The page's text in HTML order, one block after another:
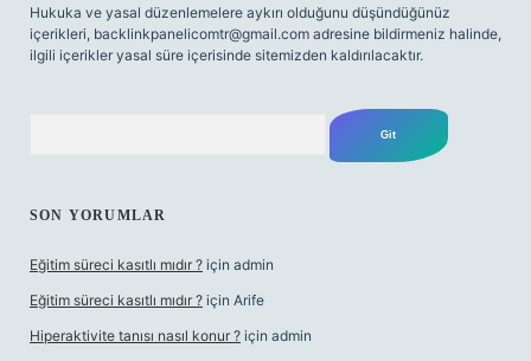
Hukuka ve yasal düzenlemelere aykırı olduğunu düşündüğünüz
içerikleri, backlinkpanelicomtr@gmail.com adresine bildirmeniz halinde,
ilgili içerikler yasal süre içerisinde sitemizden kaldırılacaktır.
SON YORUMLAR
Eğitim süreci kasıtlı mıdır ? için admin
Eğitim süreci kasıtlı mıdır ? için Arife
Hiperaktivite tanısı nasıl konur ? için admin